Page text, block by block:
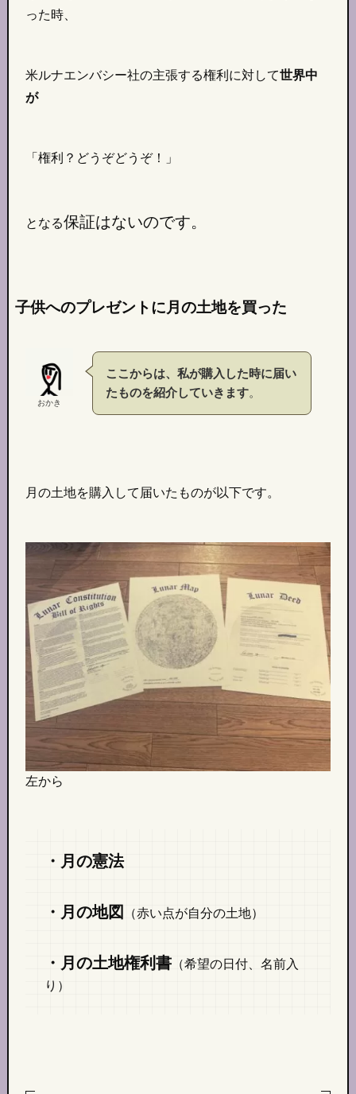
った時、
米ルナエンバシー社の主張する権利に対して世界中
が
「権利？どうぞどうぞ！」
となる保証はないのです。
子供へのプレゼントに月の土地を買った
おかき
ここからは、私が購入した時に届い
たものを紹介していきます。
月の土地を購入して届いたものが以下です。
左から
・月の憲法
・月の地図 （赤い点が自分の土地）
・月の土地権利書 （希望の日付、名前入
り）